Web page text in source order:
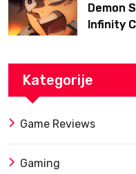
Demon
Infinity
Kategorije
Game Reviews
Gaming